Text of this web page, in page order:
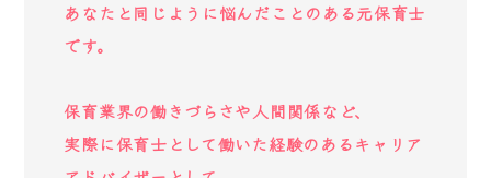
あなたと同じように悩んだことのある元保育士
です。
保育業界の働きづらさや人間関係など、
実際に保育士として働いた経験のあるキャリア